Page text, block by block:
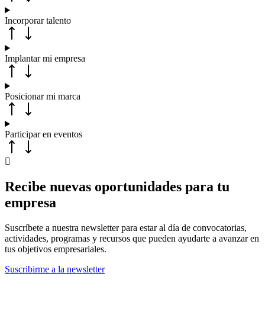
Incorporar talento
Implantar mi empresa
Posicionar mi marca
Participar en eventos
Recibe nuevas oportunidades para tu
empresa
Suscríbete a nuestra newsletter para estar al día de convocatorias,
actividades, programas y recursos que pueden ayudarte a avanzar en
tus objetivos empresariales.
Suscribirme a la newsletter